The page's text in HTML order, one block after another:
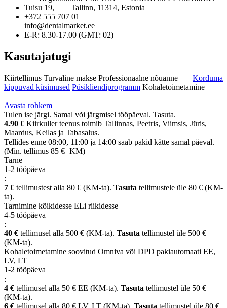
Tuisu 19,
Tallinn, 11314, Estonia
+372 555 707 01
info@dentalmarket.ee
E-R: 8.30-17.00 (GMT: 02)
Kasutajatugi
Kiirtellimus Turvaline makse Professionaalne nõuanne
Korduma
kippuvad küsimused Püsikliendiprogramm Kohaletoimetamine
Avasta rohkem
Tulen ise järgi. Samal või järgmisel tööpäeval. Tasuta.
4.90 € Kiirkuller teenus toimib Tallinnas, Peetris, Viimsis, Jüris,
Maardus, Keilas ja Tabasalus.
Tellides enne 08:00, 11:00 ja 14:00 saab pakid kätte samal päeval.
(Min. tellimus 85 €+KM)
Tarne
1-2 tööpäeva
:
7 € tellimustest alla 80 € (KM-ta). Tasuta tellimustele üle 80 € (KM-
ta).
Tarnimine kõikidesse ELi riikidesse
4-5 tööpäeva
:
40 € tellimusel alla 500 € (KM-ta). Tasuta tellimustel üle 500 €
(KM-ta).
Kohaletoimetamine soovitud Omniva või DPD pakiautomaati EE,
LV, LT
1-2 tööpäeva
:
4 € tellimusel alla 50 € EE (KM-ta). Tasuta tellimustel üle 50 €
(KM-ta).